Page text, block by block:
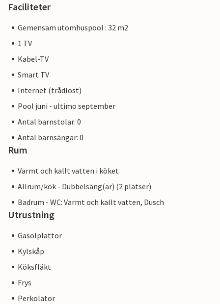
Faciliteter
Gemensam utomhuspool : 32 m2
1 TV
Kabel-TV
Smart TV
Internet (trådlöst)
Pool juni - ultimo september
Antal barnstolar: 0
Antal barnsängar: 0
Rum
Varmt och kallt vatten i köket
Allrum/kök - Dubbelsäng(ar) (2 platser)
Badrum - WC: Varmt och kallt vatten, Dusch
Utrustning
Gasolplattor
Kylskåp
Köksfläkt
Frys
Perkolator